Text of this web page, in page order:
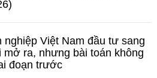
nghiệp Việt Nam đầu tư sang
mở ra, nhưng bài toán không
đoạn trước